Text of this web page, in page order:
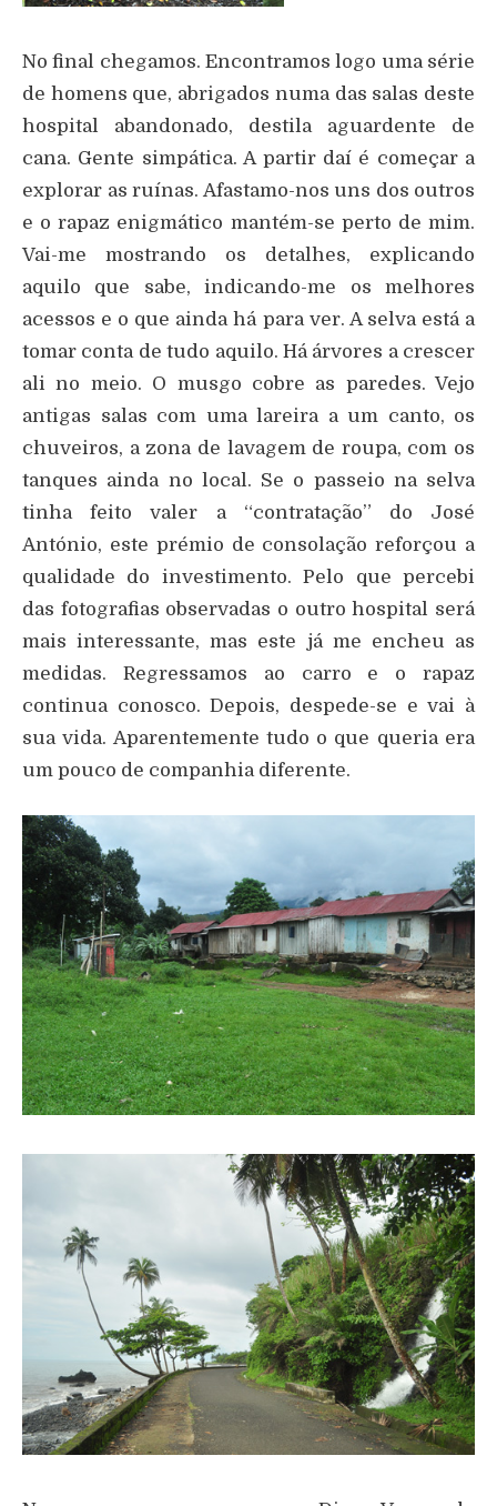
No final chegamos. Encontramos logo uma série
de homens que, abrigados numa das salas deste
hospital abandonado, destila aguardente de
cana. Gente simpática. A partir daí é começar a
explorar as ruínas. Afastamo-nos uns dos outros
e o rapaz enigmático mantém-se perto de mim.
Vai-me mostrando os detalhes, explicando
aquilo que sabe, indicando-me os melhores
acessos e o que ainda há para ver. A selva está a
tomar conta de tudo aquilo. Há árvores a crescer
ali no meio. O musgo cobre as paredes. Vejo
antigas salas com uma lareira a um canto, os
chuveiros, a zona de lavagem de roupa, com os
tanques ainda no local. Se o passeio na selva
tinha feito valer a “contratação” do José
António, este prémio de consolação reforçou a
qualidade do investimento. Pelo que percebi
das fotografias observadas o outro hospital será
mais interessante, mas este já me encheu as
medidas. Regressamos ao carro e o rapaz
continua conosco. Depois, despede-se e vai à
sua vida. Aparentemente tudo o que queria era
um pouco de companhia diferente.